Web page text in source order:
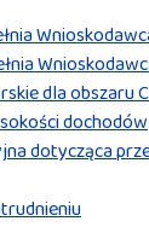
dla obszaru
dochodów
dotycząca